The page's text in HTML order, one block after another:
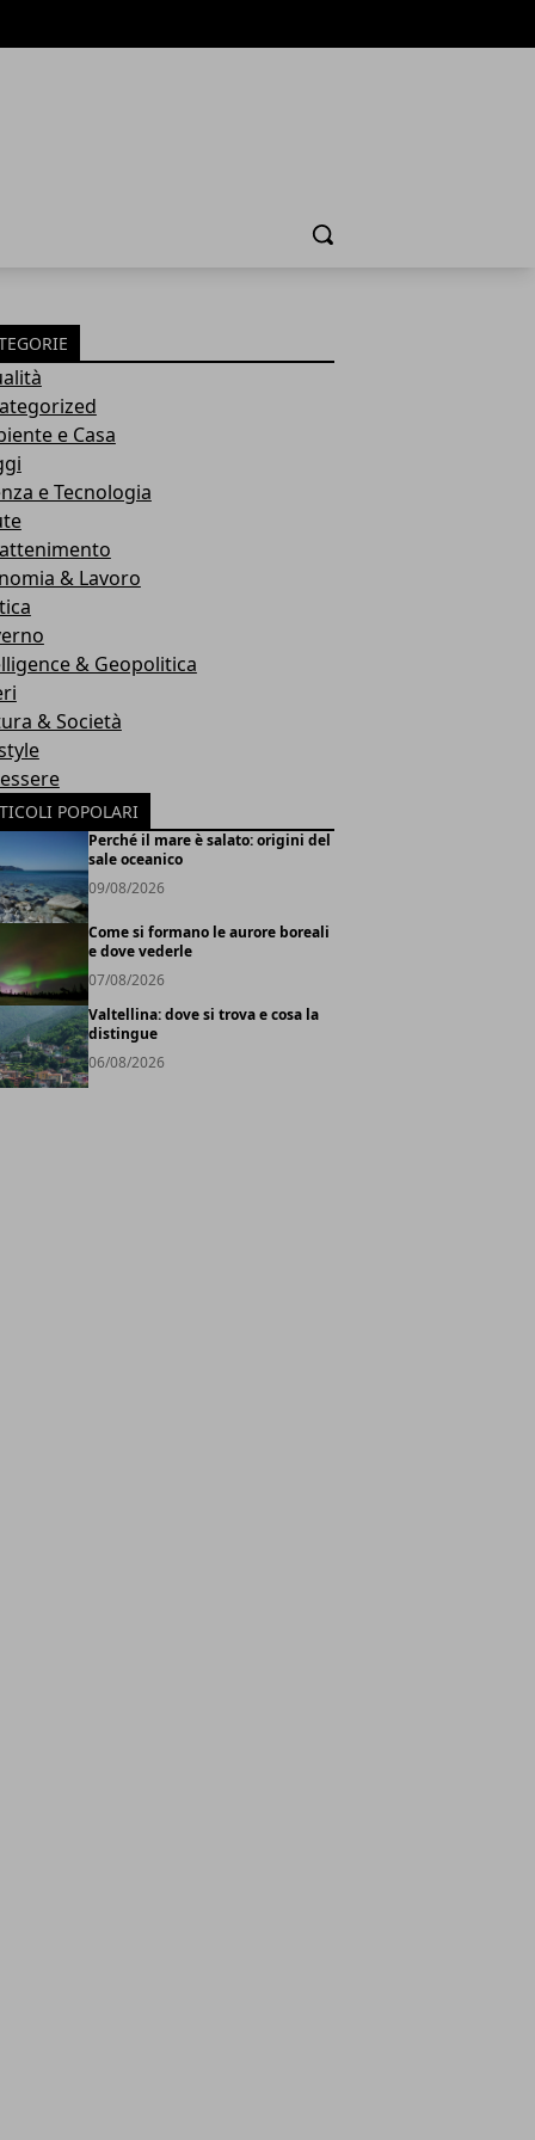
Cerca
e Casa
e Tecnologia
& Lavoro
& Geopolitica
& Società
POPOLARI
Perché il mare è salato: origini del
sale oceanico
09/08/2026
Come si formano le aurore boreali
e dove vederle
07/08/2026
Valtellina: dove si trova e cosa la
distingue
06/08/2026